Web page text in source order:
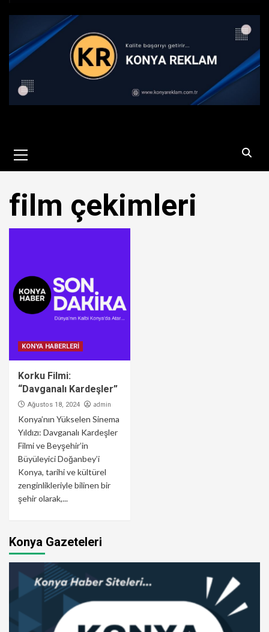
Menu
film çekimleri
KONYA HABERLERİ
Korku Filmi:
“Davganalı Kardeşler”
Ağustos 18, 2024 admin
Konya’nın Yükselen Sinema
Yıldızı: Davganalı Kardeşler
Filmi ve Beyşehir’in
Büyüleyici Doğanbey’i
Konya, tarihi ve kültürel
zenginlikleriyle bilinen bir
şehir olarak,...
Konya Gazeteleri